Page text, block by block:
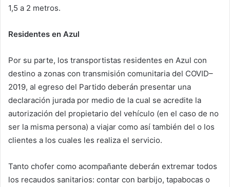
1,5 a 2 metros.
Residentes en Azul
Por su parte, los transportistas residentes en Azul con
destino a zonas con transmisión comunitaria del COVID–
2019, al egreso del Partido deberán presentar una
declaración jurada por medio de la cual se acredite la
autorización del propietario del vehículo (en el caso de no
ser la misma persona) a viajar como así también del o los
clientes a los cuales les realiza el servicio.
Tanto chofer como acompañante deberán extremar todos
los recaudos sanitarios: contar con barbijo, tapabocas o